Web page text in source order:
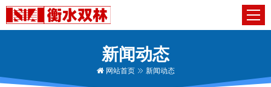
新闻动态
网站首页 新闻动态